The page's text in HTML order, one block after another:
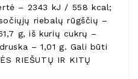
– 2343 kJ / 558 kcal;
riebalų rūgščių –
g, iš kurių cukrų –
– 1,01 g. Gali būti
RIEŠUTŲ IR KITŲ